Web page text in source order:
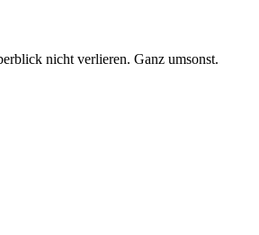
nicht verlieren. Ganz umsonst.